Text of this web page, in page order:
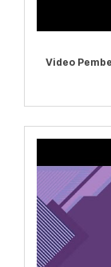
Video